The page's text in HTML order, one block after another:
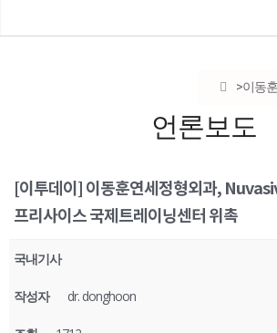
이동
언론보도
[이투데이] 이동훈연세정형외과,
프리사이스 국제트레이닝센터 위촉
국내기사
작성자 dr. donghoon